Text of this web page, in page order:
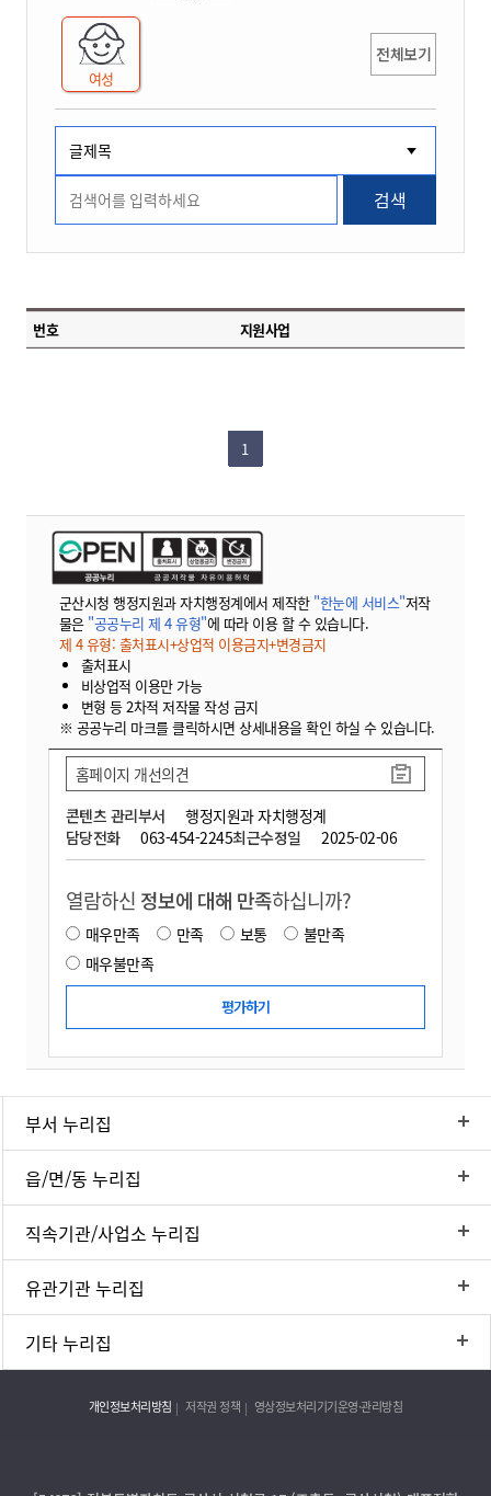
여성
전체보기
검색
번호 지원사업
1
군산시청 행정지원과 자치행정계에서 제작한 "한눈에 서비스"저작
물은 "공공누리 제 4 유형"에 따라 이용 할 수 있습니다.
제 4 유형: 출처표시+상업적 이용금지+변경금지
출처표시
비상업적 이용만 가능
변형 등 2차적 저작물 작성 금지
※ 공공누리 마크를 클릭하시면 상세내용을 확인 하실 수 있습니다.
콘텐츠 관리부서
행정지원과 자치행정계
담당전화
063-454-2245최근수정일 2025-02-06
홈페이지 개선의견
열람하신 정보에 대해 만족하십니까?
매우만족 만족 보통
불만족
매우불만족
부서 누리집
읍/면/동 누리집
직속기관/사업소 누리집
유관기관 누리집
기타 누리집
개인정보처리방침 저작권 정책 영상정보처리기기운영·관리방침